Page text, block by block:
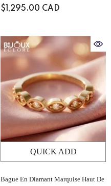
D'accompagnement Baguette
$1,295.00 CAD
QUICK ADD
Bague En Diamant Marquise Haut De